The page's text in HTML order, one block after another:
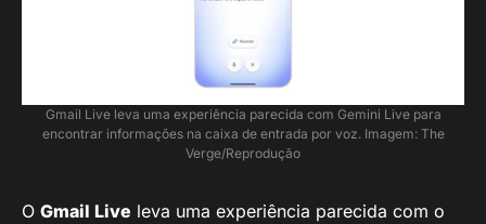
Gmail Live leva uma experiência parecida com Gemini Live para
encontrar informações na caixa de entrada por voz. Imagem: The
Verge/Reprodução
O Gmail Live leva uma experiência parecida com o